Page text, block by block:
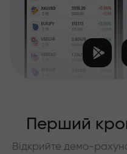
Перший
Відкрийте демо-